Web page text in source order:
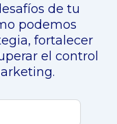
de tu
podemos
fortalecer
el control